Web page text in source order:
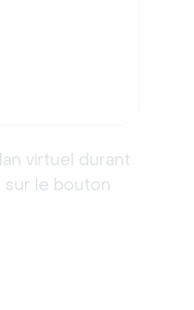
virtuel durant
sur le bouton